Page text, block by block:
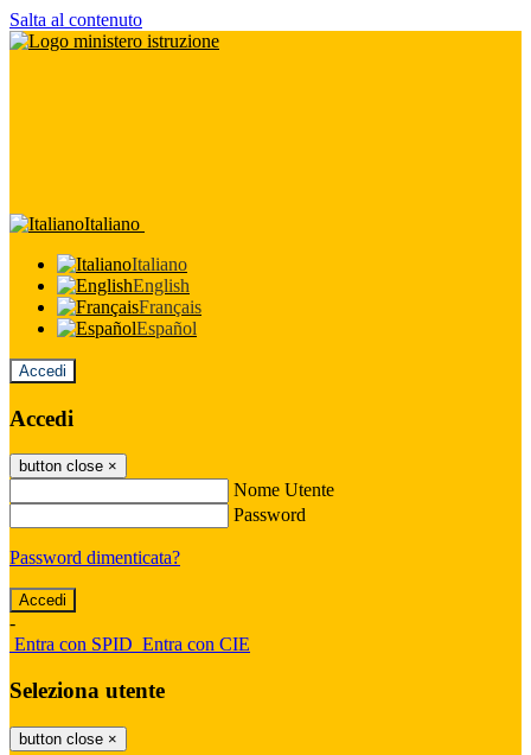
Salta al contenuto
Italiano
Italiano
English
Français
Español
Accedi
Accedi
button close ×
Nome Utente
Password
Password dimenticata?
-
Entra con SPID Entra con CIE
Seleziona utente
button close ×